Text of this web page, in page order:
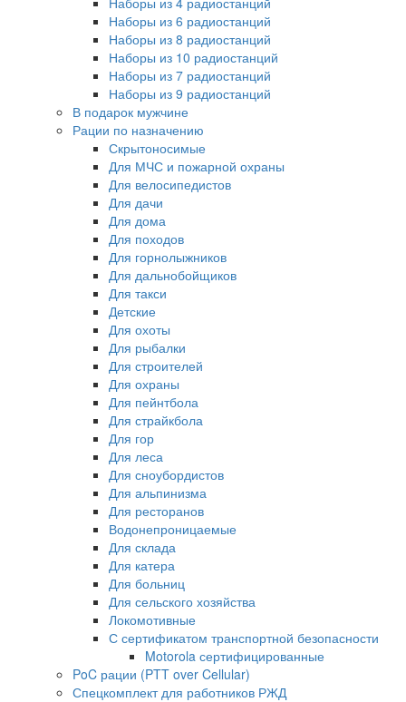
Наборы из 6 радиостанций
Наборы из 8 радиостанций
Наборы из 10 радиостанций
Наборы из 7 радиостанций
Наборы из 9 радиостанций
В подарок мужчине
Рации по назначению
Скрытоносимые
Для МЧС и пожарной охраны
Для велосипедистов
Для дачи
Для дома
Для походов
Для горнолыжников
Для дальнобойщиков
Для такси
Детские
Для охоты
Для рыбалки
Для строителей
Для охраны
Для пейнтбола
Для страйкбола
Для гор
Для леса
Для сноубордистов
Для альпинизма
Для ресторанов
Водонепроницаемые
Для склада
Для катера
Для больниц
Для сельского хозяйства
Локомотивные
С сертификатом транспортной безопасности
Motorola сертифицированные
PoC рации (PTT over Cellular)
Спецкомплект для работников РЖД